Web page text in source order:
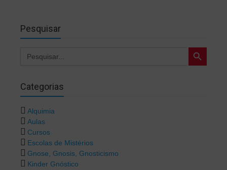
Pesquisar
for:
Search Button
Categorias
Alquimia
Aulas
Cursos
Escolas de Mistérios
Gnose, Gnosis, Gnosticismo
Kinder Gnóstico